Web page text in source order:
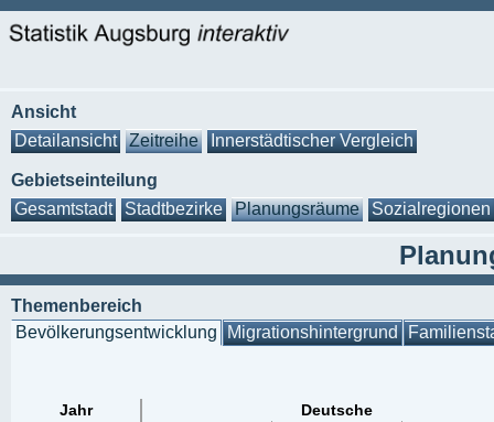
Ansicht
Detailansicht
Zeitreihe Innerstädtischer Vergleich
Gebietseinteilung
Gesamtstadt
Stadtbezirke Planungsräume Sozialregionen
Themenbereich
Bevölkerungsentwicklung Migrationshintergrund
Jahr Deutsche